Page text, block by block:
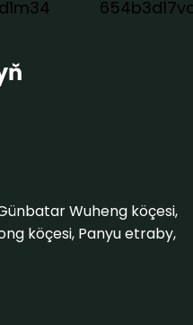
Günbatar Wuheng köçesi,
köçesi, Panyu etraby,